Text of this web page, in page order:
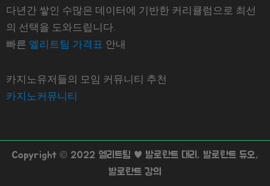
다년간 쌓인 수많은 데이터에 기반한 커리큘럼으로 최선
의 선택을 도와드립니다.
빠른 엘리트팀 가격표 안내
카지노유저들의 모임 커뮤니티 추천
카지노커뮤니티
Copyright © 2022 엘리트팀 ♥ 발로란트 대리, 발로란트 듀오,
발로란트 강의